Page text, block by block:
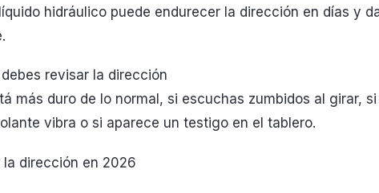
hidráulico puede endurecer la dirección en días y
revisar la dirección
más duro de lo normal, si escuchas zumbidos al girar, si
vibra o si aparece un testigo en el tablero.
dirección en 2026